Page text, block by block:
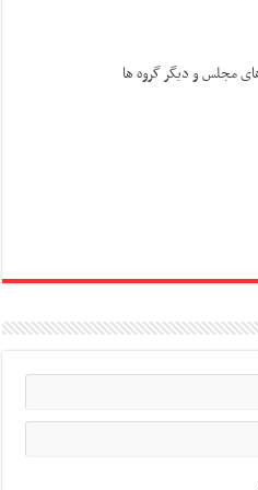
مجلس و دیگر گروه ها